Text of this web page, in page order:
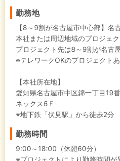
勤務地
【8～9割が名古屋市中心部】
本社または周辺地域のプロジェ
プロジェクト先は8～9割が名古
※テレワークOKのプロジェクトあ
【本社所在地】
愛知県名古屋市中区錦一丁目19
ネックス6Ｆ
※地下鉄「伏見駅」から徒歩2分
勤務時間
9:00～18:00（休憩60分）
※プロジェクトにより勤務時間が